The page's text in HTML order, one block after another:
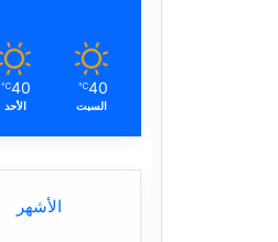
40
℃
السبت
40
℃
الأحد
الأشهر